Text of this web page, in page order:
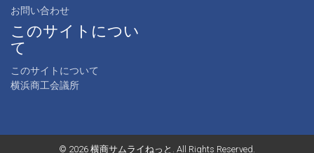
お問い合わせ
このサイトについ
て
このサイトについて
横浜商工会議所
© 2026 横商サムライねっと . All Rights Reserved.